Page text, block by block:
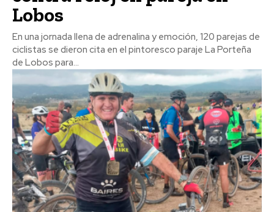
Lobos
En una jornada llena de adrenalina y emoción, 120 parejas de
ciclistas se dieron cita en el pintoresco paraje La Porteña
de Lobos para...